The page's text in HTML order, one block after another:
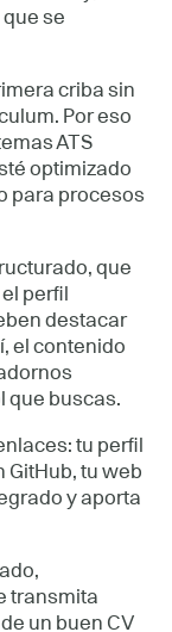
se
criba sin
Por eso
ATS
optimizado
para procesos
que
perfil
destacar
el contenido
que buscas.
tu perfil
GitHub, tu web
y aporta
transmita
un buen CV